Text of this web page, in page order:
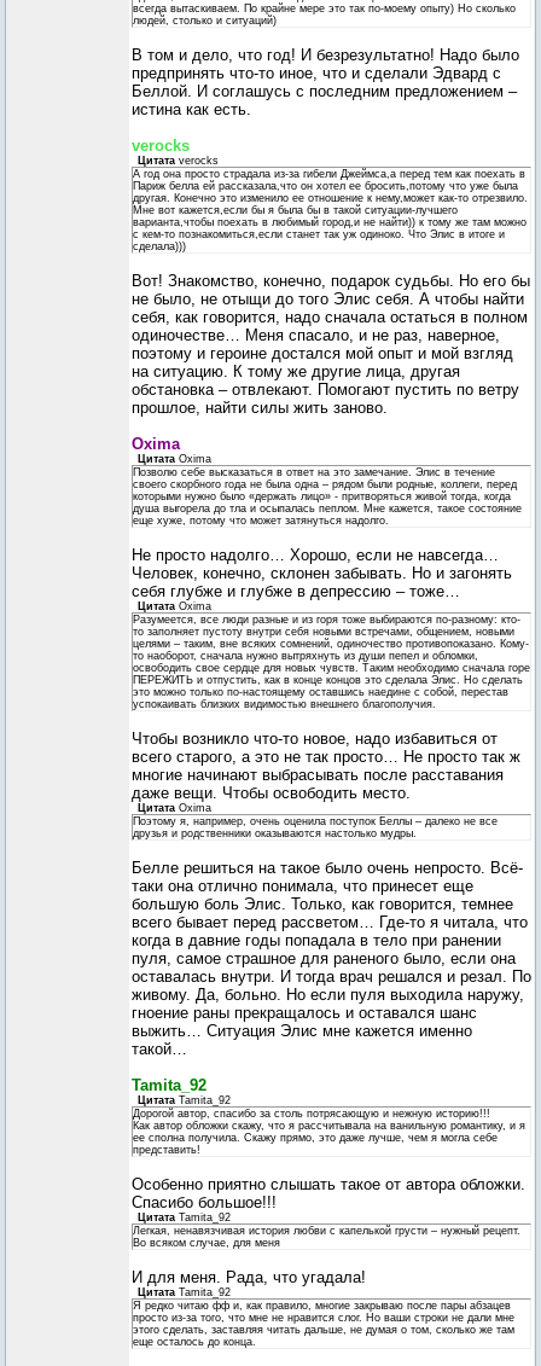
всегда вытаскиваем. По крайне мере это так по-моему опыту) Но сколько
людей, столько и ситуаций)
В том и дело, что год! И безрезультатно! Надо было
предпринять что-то иное, что и сделали Эдвард с
Беллой. И соглашусь с последним предложением –
истина как есть.
verocks
Цитата verocks
А год она просто страдала из-за гибели Джеймса,а перед тем как поехать в
Париж белла ей рассказала,что он хотел ее бросить,потому что уже была
другая. Конечно это изменило ее отношение к нему,может как-то отрезвило.
Мне вот кажется,если бы я была бы в такой ситуации-лучшего
варианта,чтобы поехать в любимый город,и не найти)) к тому же там можно
с кем-то познакомиться,если станет так уж одиноко. Что Элис в итоге и
сделала)))
Вот! Знакомство, конечно, подарок судьбы. Но его бы
не было, не отыщи до того Элис себя. А чтобы найти
себя, как говорится, надо сначала остаться в полном
одиночестве… Меня спасало, и не раз, наверное,
поэтому и героине достался мой опыт и мой взгляд
на ситуацию. К тому же другие лица, другая
обстановка – отвлекают. Помогают пустить по ветру
прошлое, найти силы жить заново.
Oxima
Цитата Oxima
Позволю себе высказаться в ответ на это замечание. Элис в течение
своего скорбного года не была одна – рядом были родные, коллеги, перед
которыми нужно было «держать лицо» - притворяться живой тогда, когда
душа выгорела до тла и осыпалась пеплом. Мне кажется, такое состояние
еще хуже, потому что может затянуться надолго.
Не просто надолго… Хорошо, если не навсегда…
Человек, конечно, склонен забывать. Но и загонять
себя глубже и глубже в депрессию – тоже…
Цитата Oxima
Разумеется, все люди разные и из горя тоже выбираются по-разному: кто-
то заполняет пустоту внутри себя новыми встречами, общением, новыми
целями – таким, вне всяких сомнений, одиночество противопоказано. Кому-
то наоборот, сначала нужно вытряхнуть из души пепел и обломки,
освободить свое сердце для новых чувств. Таким необходимо сначала горе
ПЕРЕЖИТЬ и отпустить, как в конце концов это сделала Элис. Но сделать
это можно только по-настоящему оставшись наедине с собой, перестав
успокаивать близких видимостью внешнего благополучия.
Чтобы возникло что-то новое, надо избавиться от
всего старого, а это не так просто… Не просто так ж
многие начинают выбрасывать после расставания
даже вещи. Чтобы освободить место.
Цитата Oxima
Поэтому я, например, очень оценила поступок Беллы – далеко не все
друзья и родственники оказываются настолько мудры.
Белле решиться на такое было очень непросто. Всё-
таки она отлично понимала, что принесет еще
большую боль Элис. Только, как говорится, темнее
всего бывает перед рассветом… Где-то я читала, что
когда в давние годы попадала в тело при ранении
пуля, самое страшное для раненого было, если она
оставалась внутри. И тогда врач решался и резал. По
живому. Да, больно. Но если пуля выходила наружу,
гноение раны прекращалось и оставался шанс
выжить… Ситуация Элис мне кажется именно
такой…
Tamita_92
Цитата Tamita_92
Дорогой автор, спасибо за столь потрясающую и нежную историю!!!
Как автор обложки скажу, что я рассчитывала на ванильную романтику, и я
ее сполна получила. Скажу прямо, это даже лучше, чем я могла себе
представить!
Особенно приятно слышать такое от автора обложки.
Спасибо большое!!!
Цитата Tamita_92
Легкая, ненавязчивая история любви с капелькой грусти – нужный рецепт.
Во всяком случае, для меня
И для меня. Рада, что угадала!
Цитата Tamita_92
Я редко читаю фф и, как правило, многие закрываю после пары абзацев
просто из-за того, что мне не нравится слог. Но ваши строки не дали мне
этого сделать, заставляя читать дальше, не думая о том, сколько же там
еще осталось до конца.